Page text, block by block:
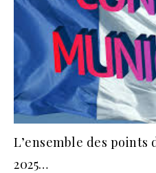
L’ensemble des points
2025…